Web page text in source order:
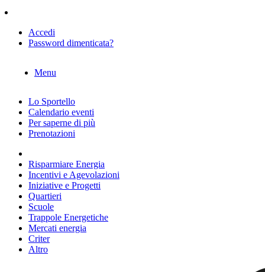
Accedi
Password dimenticata?
Menu
Lo Sportello
Calendario eventi
Per saperne di più
Prenotazioni
Risparmiare Energia
Incentivi e Agevolazioni
Iniziative e Progetti
Quartieri
Scuole
Trappole Energetiche
Mercati energia
Criter
Altro